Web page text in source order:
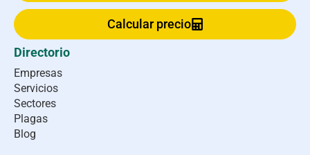
Calcular precio
Directorio
Empresas
Servicios
Sectores
Plagas
Blog